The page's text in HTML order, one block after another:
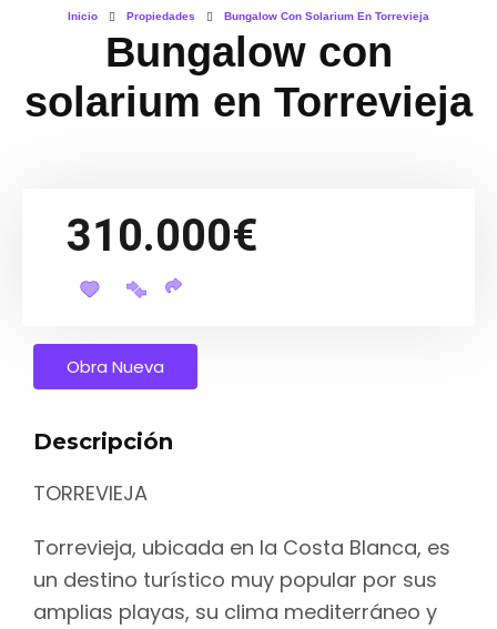
Inicio Propiedades Bungalow Con Solarium En Torrevieja
Bungalow con
solarium en Torrevieja
310.000€
Obra Nueva
Descripción
TORREVIEJA
Torrevieja, ubicada en la Costa Blanca, es
un destino turístico muy popular por sus
amplias playas, su clima mediterráneo y